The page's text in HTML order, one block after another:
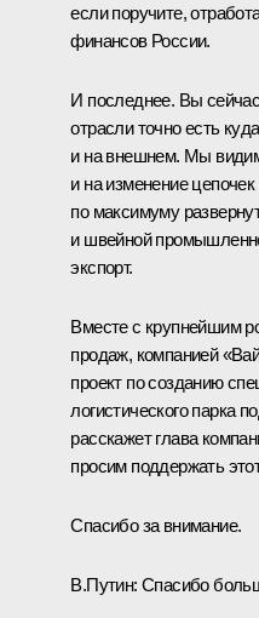
если поручите,
финансов России.
И последнее. Вы
отрасли точно есть
и на внешнем. Мы
и на изменение
по максимуму
и швейной
экспорт.
Вместе с крупнейшим
продаж, компанией
проект по созданию
логистического парка
расскажет глава
просим поддержать
Спасибо за внимание.
В.Путин: Спасибо